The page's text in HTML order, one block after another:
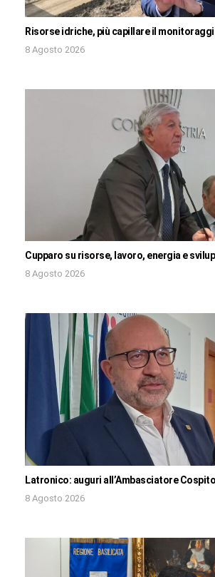
Risorse idriche, più capillare il
8 Agosto 2026
Cupparo su risorse, lavoro, energia e
8 Agosto 2026
Latronico: auguri all’Ambasciatore Cospito
8 Agosto 2026